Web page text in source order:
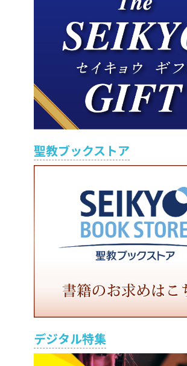
聖教ブックストア
デジタル特集